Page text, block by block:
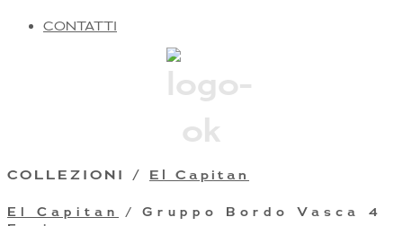
CONTATTI
COLLEZIONI / El Capitan
El Capitan
/ Gruppo Bordo Vasca 4